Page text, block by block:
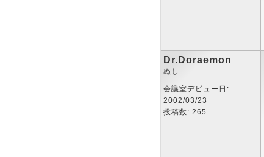
Dr.Doraemon
ぬし
会議室デビュー日:
2002/03/23
投稿数: 265